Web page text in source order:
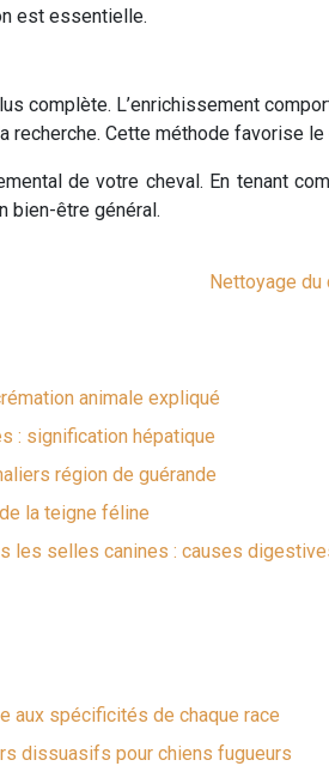
est essentielle.
complète. L’enrichissement
recherche. Cette méthode favorise
de votre cheval. En tenant
bien-être général.
Nettoyage du
animale expliqué
: signification hépatique
région de guérande
la teigne féline
les selles canines : causes
aux spécificités de chaque race
dissuasifs pour chiens fugueurs